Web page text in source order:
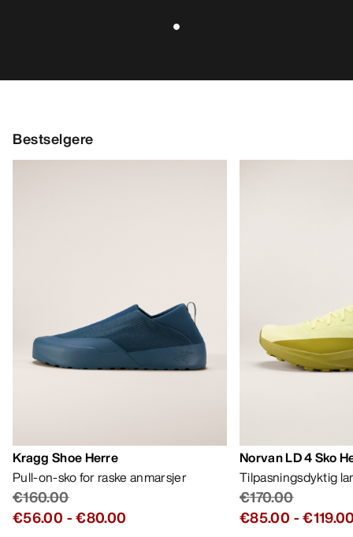
Bestselgere
Kragg Shoe Herre
Pull-on-sko for raske anmarsjer
€160.00
€56.00 -€80.00
Norvan LD 4 Sko
Tilpasningsdyktig
€170.00
€85.00 -